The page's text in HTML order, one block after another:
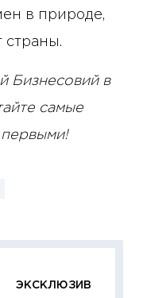
в природе,
страны.
Бизнесовий в
самые
ЭКСКЛЮЗИВ